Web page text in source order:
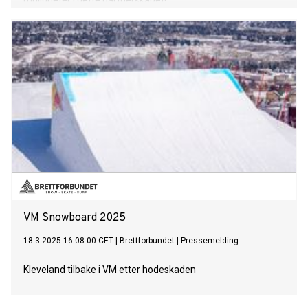
VM Snowboard 2025
18.3.2025 16:08:00 CET Brettforbundet Pressemelding
Kleveland tilbake i VM etter hodeskaden